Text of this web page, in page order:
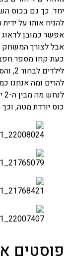
כך גם בכוס
אותו על ידית
כמובן לדאוג ל-
לצורך המשחק אין
קחו מספר חפצים
לילדים
ומה אנחנו כמעט
לנחש מה
יורדת מטה, וכך